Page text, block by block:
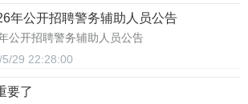
年公开招聘警务辅助人员公告
公开招聘警务辅助人员公告
5/29 22:28:00
要了